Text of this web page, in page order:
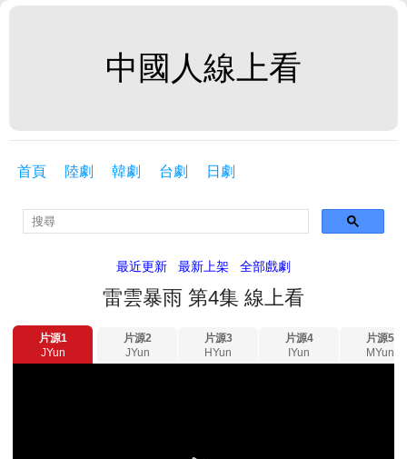
中國人線上看
首頁 陸劇 韓劇 台劇 日劇
最近更新 最新上架 全部戲劇
雷雲暴雨 第4集 線上看
片源1
JYun
片源2
JYun
片源3
HYun
片源4
IYun
片源5
MYun